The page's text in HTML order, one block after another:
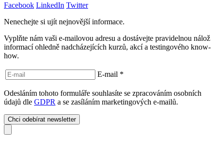
Facebook LinkedIn Twitter
Nenechejte si ujít nejnovější informace.
Vyplňte nám vaši e-mailovou adresu a dostávejte pravidelnou nálož
informací ohledně nadcházejících kurzů, akcí a testingového know-
how.
E-mail *
Odesláním tohoto formuláře souhlasíte se zpracováním osobních
údajů dle GDPR a se zasíláním marketingových e-mailů.
Chci odebírat newsletter